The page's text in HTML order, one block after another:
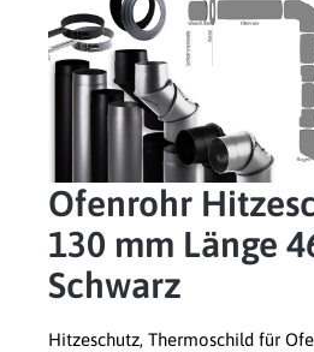
Ofenrohr
130 mm Länge
Schwarz
Hitzeschutz, Thermoschild für